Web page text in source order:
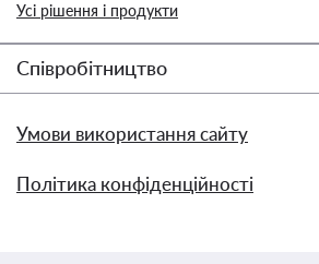
Усі рішення і продукти
Співробітництво
Умови використання сайту
Політика конфіденційності